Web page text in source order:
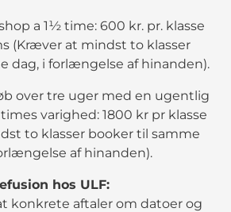
a 1½ time: 600 kr. pr. klasse
(Kræver at mindst to klasser
dag, i forlængelse af hinanden).
over tre uger med en ugentlig
varighed: 1800 kr pr klasse
to klasser booker til samme
af hinanden).
hos ULF:
konkrete aftaler om datoer og